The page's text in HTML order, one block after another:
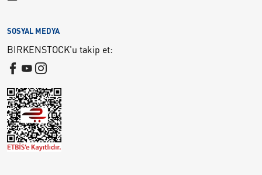
SOSYAL MEDYA
BIRKENSTOCK'u takip et: